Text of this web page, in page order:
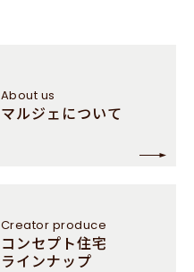
About us
マルジェについて
Creator produce
コンセプト住宅
ラインナップ